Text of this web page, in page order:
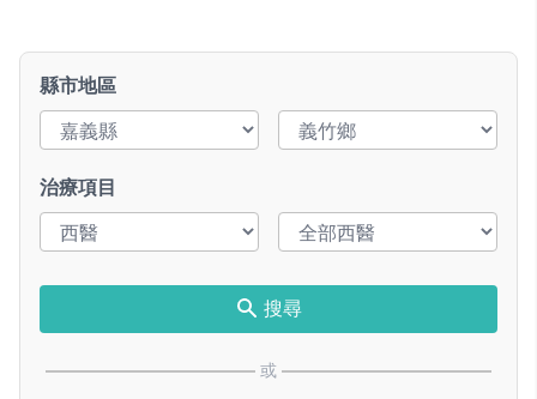
縣市地區
治療項目
搜尋
或